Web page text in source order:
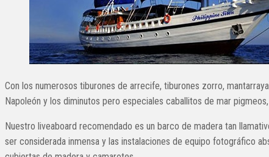
Con los numerosos tiburones de arrecife, tiburones zorro,
Napoleón y los diminutos pero especiales caballitos de mar
Nuestro liveaboard recomendado es un barco de madera tan
ser considerada inmensa y las instalaciones de equipo fotográfico